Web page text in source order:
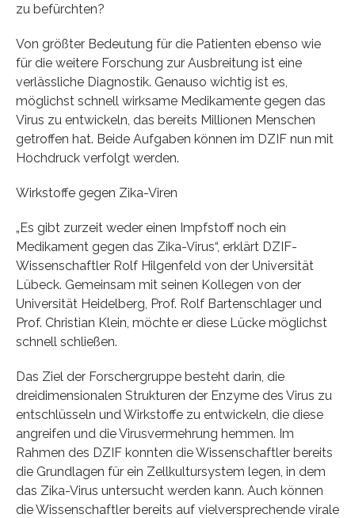
zu befürchten?
Von größter Bedeutung für die Patienten ebenso wie
für die weitere Forschung zur Ausbreitung ist eine
verlässliche Diagnostik. Genauso wichtig ist es,
möglichst schnell wirksame Medikamente gegen das
Virus zu entwickeln, das bereits Millionen Menschen
getroffen hat. Beide Aufgaben können im DZIF nun mit
Hochdruck verfolgt werden.
Wirkstoffe gegen Zika-Viren
„Es gibt zurzeit weder einen Impfstoff noch ein
Medikament gegen das Zika-Virus“, erklärt DZIF-
Wissenschaftler Rolf Hilgenfeld von der Universität
Lübeck. Gemeinsam mit seinen Kollegen von der
Universität Heidelberg, Prof. Rolf Bartenschlager und
Prof. Christian Klein, möchte er diese Lücke möglichst
schnell schließen.
Das Ziel der Forschergruppe besteht darin, die
dreidimensionalen Strukturen der Enzyme des Virus zu
entschlüsseln und Wirkstoffe zu entwickeln, die diese
angreifen und die Virusvermehrung hemmen. Im
Rahmen des DZIF konnten die Wissenschaftler bereits
die Grundlagen für ein Zellkultursystem legen, in dem
das Zika-Virus untersucht werden kann. Auch können
die Wissenschaftler bereits auf vielversprechende virale